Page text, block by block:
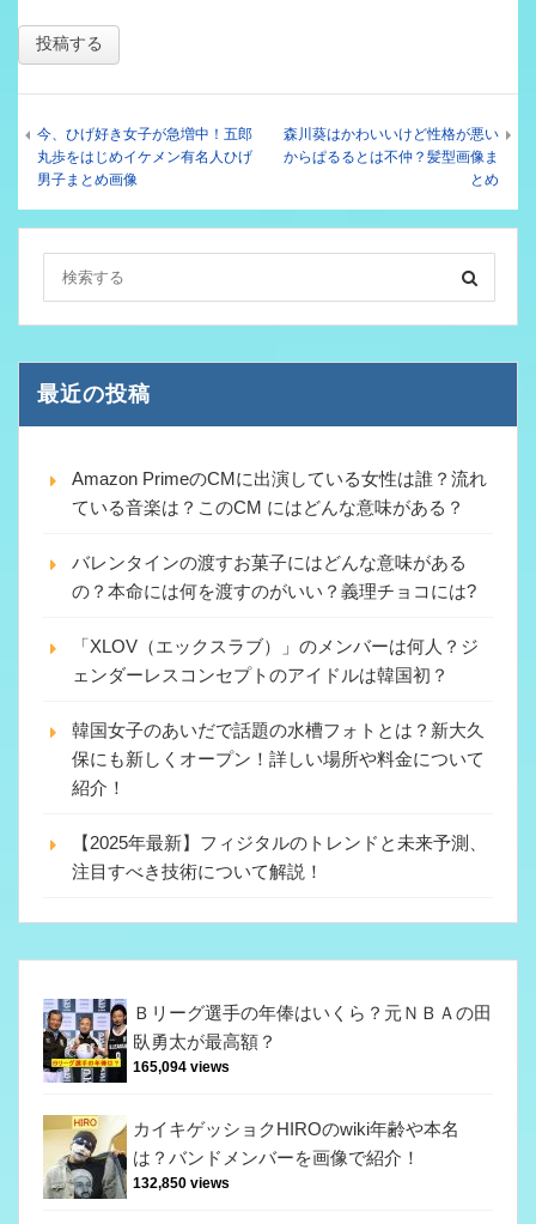
今、ひげ好き女子が急増中！五郎
丸歩をはじめイケメン有名人ひげ
男子まとめ画像
森川葵はかわいいけど性格が悪い
からぱるるとは不仲？髪型画像ま
とめ
最近の投稿
Amazon PrimeのCMに出演している女性は誰？流れ
ている音楽は？このCM にはどんな意味がある？
バレンタインの渡すお菓子にはどんな意味がある
の？本命には何を渡すのがいい？義理チョコには?
「XLOV（エックスラブ）」のメンバーは何人？ジ
ェンダーレスコンセプトのアイドルは韓国初？
韓国女子のあいだで話題の水槽フォトとは？新大久
保にも新しくオープン！詳しい場所や料金について
紹介！
【2025年最新】フィジタルのトレンドと未来予測、
注目すべき技術について解説！
Ｂリーグ選手の年俸はいくら？元ＮＢＡの田
臥勇太が最高額？
165,094 views
カイキゲッショクHIROのwiki年齢や本名
は？バンドメンバーを画像で紹介！
132,850 views